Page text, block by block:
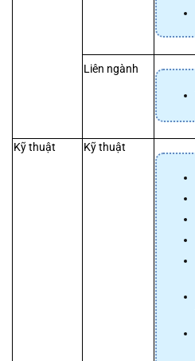
Liên ngành
Kỹ thuật Kỹ thuật